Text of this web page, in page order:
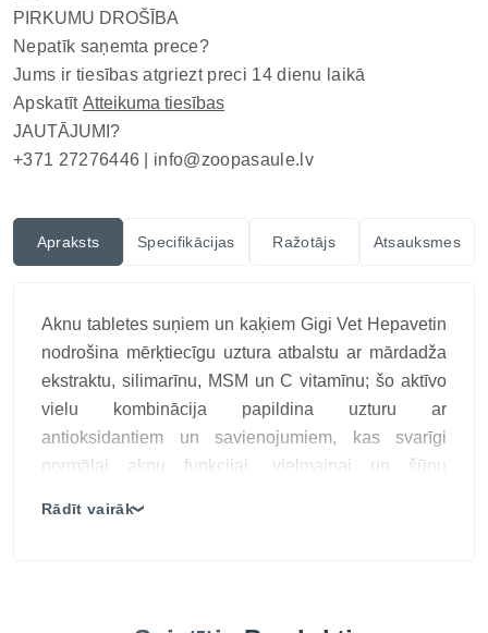
PIRKUMU DROŠĪBA
Nepatīk saņemta prece?
Jums ir tiesības atgriezt preci 14 dienu laikā
Apskatīt Atteikuma tiesības
JAUTĀJUMI?
+371 27276446 | info@zoopasaule.lv
Apraksts Specifikācijas Ražotājs Atsauksmes
Aknu tabletes suņiem un kaķiem Gigi Vet Hepavetin
nodrošina mērķtiecīgu uztura atbalstu ar mārdadža
ekstraktu, silimarīnu, MSM un C vitamīnu; šo aktīvo
vielu kombinācija papildina uzturu ar
antioksidantiem un savienojumiem, kas svarīgi
normālai aknu funkcijai, vielmaiņai un šūnu
Rādīt vairāk❯